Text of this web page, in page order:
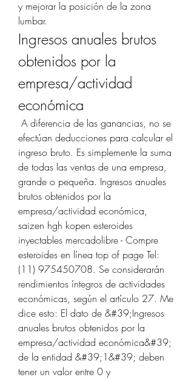
y mejorar la posición de la zona
lumbar.
Ingresos anuales brutos
obtenidos por la
empresa/actividad
económica
efectúan deducciones para calcular el
ingreso bruto. Es simplemente la suma
de todas las ventas de una empresa,
grande o pequeña. Ingresos anuales
brutos obtenidos por la
empresa/actividad económica,
saizen hgh kopen esteroides
inyectables mercadolibre - Compre
esteroides en línea top of page Tel:
(11) 975450708. Se considerarán
rendimientos íntegros de actividades
económicas, según el artículo 27. Me
dice esto: El dato de &#39;Ingresos
anuales brutos obtenidos por la
empresa/actividad económica&#39;
de la entidad &#39;1&#39; deben
tener un valor entre 0 y